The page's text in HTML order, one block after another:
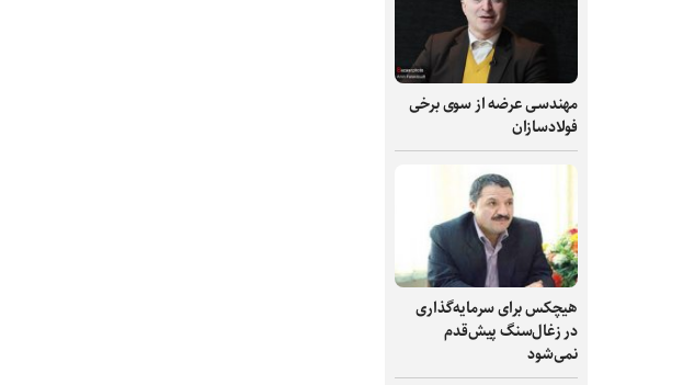
مهندسی عرضه از سوی برخی
فولادسازان
هیچکس برای سرمایه‌گذاری
در زغال‌سنگ پیش‌قدم
نمی‌شود